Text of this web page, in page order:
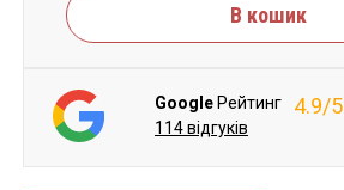
В кошик
Google Рейтинг 4.9/5
114 відгуків